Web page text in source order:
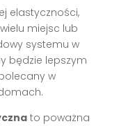
elastyczności,
miejsc lub
systemu w
będzie lepszym
w
to poważna